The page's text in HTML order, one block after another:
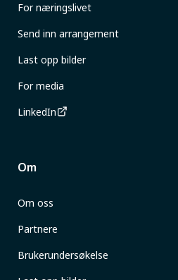
For næringslivet
Send inn arrangement
Last opp bilder
For media
LinkedIn
Om
Om oss
Partnere
Brukerundersøkelse